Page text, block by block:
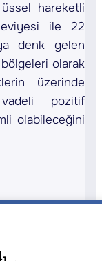
hareketli
ile 22
denk gelen
olarak
üzerinde
vadeli pozitif
olabileceğini